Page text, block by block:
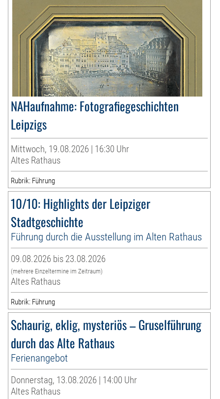
NAHaufnahme: Fotografiegeschichten
Leipzigs
Mittwoch, 19.08.2026 | 16:30 Uhr
Altes Rathaus
Rubrik: Führung
10/10: Highlights der Leipziger
Stadtgeschichte
Führung durch die Ausstellung im Alten Rathaus
09.08.2026 bis 23.08.2026
(mehrere Einzeltermine im Zeitraum)
Altes Rathaus
Rubrik: Führung
Schaurig, eklig, mysteriös – Gruselführung
durch das Alte Rathaus
Ferienangebot
Donnerstag, 13.08.2026 | 14:00 Uhr
Altes Rathaus